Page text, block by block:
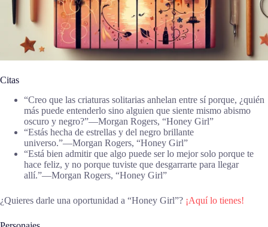
Citas
“Creo que las criaturas solitarias anhelan entre sí porque, ¿quién
más puede entenderlo sino alguien que siente mismo abismo
oscuro y negro?”―Morgan Rogers, “Honey Girl”
“Estás hecha de estrellas y del negro brillante
universo.”―Morgan Rogers, “Honey Girl”
“Está bien admitir que algo puede ser lo mejor solo porque te
hace feliz, y no porque tuviste que desgarrarte para llegar
allí.”―Morgan Rogers, “Honey Girl”
¿Quieres darle una oportunidad a “Honey Girl”? ¡Aquí lo tienes!